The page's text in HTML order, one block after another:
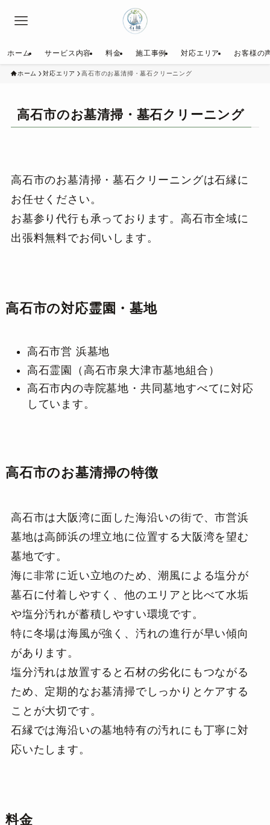
ホーム サービス内容 料金 施工事例 対応エリア お客様の
ホーム 対応エリア 高石市のお墓清掃・墓石クリーニング
高石市のお墓清掃・墓石クリーニング
高石市のお墓清掃・墓石クリーニングは石縁に
お任せください。
お墓参り代行も承っております。高石市全域に
出張料無料でお伺いします。
高石市の対応霊園・墓地
高石市営 浜墓地
高石霊園（高石市泉大津市墓地組合）
高石市内の寺院墓地・共同墓地すべてに対応
しています。
高石市のお墓清掃の特徴
高石市は大阪湾に面した海沿いの街で、市営浜
墓地は高師浜の埋立地に位置する大阪湾を望む
墓地です。
海に非常に近い立地のため、潮風による塩分が
墓石に付着しやすく、他のエリアと比べて水垢
や塩分汚れが蓄積しやすい環境です。
特に冬場は海風が強く、汚れの進行が早い傾向
があります。
塩分汚れは放置すると石材の劣化にもつながる
ため、定期的なお墓清掃でしっかりとケアする
ことが大切です。
石縁では海沿いの墓地特有の汚れにも丁寧に対
応いたします。
料金